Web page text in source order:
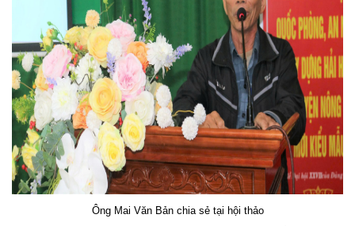
Ông Mai Văn Bản chia sẻ tại hội thảo